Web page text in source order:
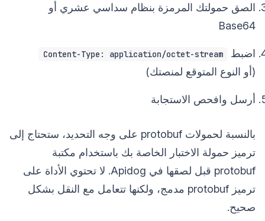
الصق حمولتك المرمزة بنظام سداسي عشري أو
Base64
اضبط Content-Type: application/octet-stream
(أو النوع المتوقع لمنصتك)
أرسل وافحص الاستجابة
بالنسبة لحمولات protobuf على وجه التحديد، ستحتاج إلى
ترميز حمولة الاختبار الخاصة بك باستخدام مكتبة
protobuf قبل لصقها في Apidog. لا تحتوي الأداة على
ترميز protobuf مدمج، ولكنها تتعامل مع النقل بشكل
صحيح.